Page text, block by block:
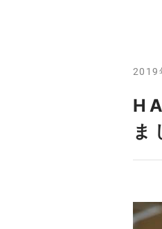
2019
ま